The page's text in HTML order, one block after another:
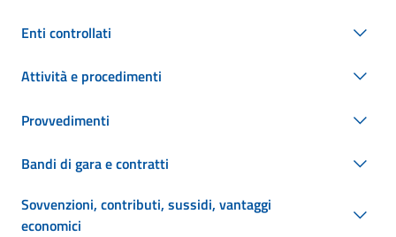
Enti controllati
Attività e procedimenti
Provvedimenti
Bandi di gara e contratti
Sovvenzioni, contributi, sussidi, vantaggi
economici